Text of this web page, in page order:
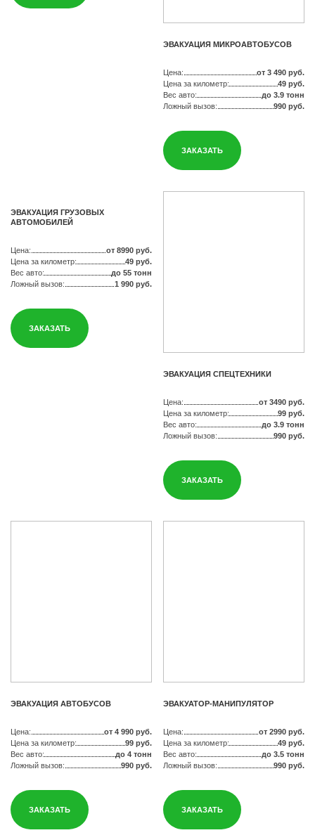
ЭВАКУАЦИЯ МИКРОАВТОБУСОВ
Цена:
от 3 490 руб.
Цена за километр:
49 руб.
Вес авто:
до 3.9 тонн
Ложный вызов:
990 руб.
ЗАКАЗАТЬ
ЭВАКУАЦИЯ ГРУЗОВЫХ
АВТОМОБИЛЕЙ
Цена:
от 8990 руб.
Цена за километр:
49 руб.
Вес авто:
до 55 тонн
Ложный вызов:
1 990 руб.
ЗАКАЗАТЬ
ЭВАКУАЦИЯ СПЕЦТЕХНИКИ
Цена:
от 3490 руб.
Цена за километр:
99 руб.
Вес авто:
до 3.9 тонн
Ложный вызов:
990 руб.
ЗАКАЗАТЬ
ЭВАКУАЦИЯ АВТОБУСОВ
Цена:
от 4 990 руб.
Цена за километр:
99 руб.
Вес авто:
до 4 тонн
Ложный вызов:
990 руб.
ЗАКАЗАТЬ
ЭВАКУАТОР-МАНИПУЛЯТОР
Цена:
от 2990 руб.
Цена за километр:
49 руб.
Вес авто:
до 3.5 тонн
Ложный вызов:
990 руб.
ЗАКАЗАТЬ